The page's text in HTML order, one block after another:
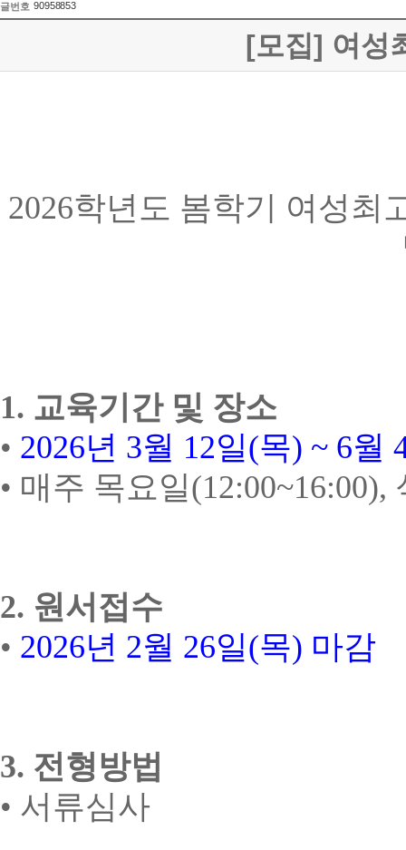
글번호 90958853
[모집] 여성
2026학년도 봄학기 여성최
1. 교육기간 및 장소
• 2026년 3월 12일(목) ~ 6월
• 매주 목요일(12:00~16:00),
2. 원서접수
• 2026년 2월 26일(목) 마감
3. 전형방법
• 서류심사